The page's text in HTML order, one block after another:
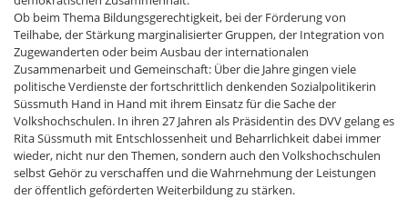
Ob beim Thema Bildungsgerechtigkeit, bei der Förderung von
Teilhabe, der Stärkung marginalisierter Gruppen, der Integration von
Zugewanderten oder beim Ausbau der internationalen
Zusammenarbeit und Gemeinschaft: Über die Jahre gingen viele
politische Verdienste der fortschrittlich denkenden Sozialpolitikerin
Süssmuth Hand in Hand mit ihrem Einsatz für die Sache der
Volkshochschulen. In ihren 27 Jahren als Präsidentin des DVV gelang es
Rita Süssmuth mit Entschlossenheit und Beharrlichkeit dabei immer
wieder, nicht nur den Themen, sondern auch den Volkshochschulen
selbst Gehör zu verschaffen und die Wahrnehmung der Leistungen
der öffentlich geförderten Weiterbildung zu stärken.